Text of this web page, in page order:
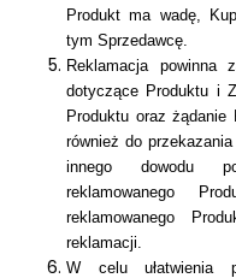
Produkt ma wadę,
tym Sprzedawcę.
Reklamacja powinna
dotyczące Produktu i
Produktu oraz
również do
innego dowodu
reklamowanego
reklamowanego
reklamacji.
W celu ułatwienia